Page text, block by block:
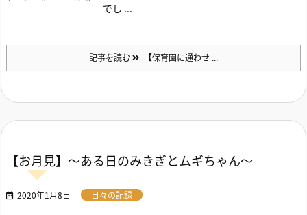
でし ...
記事を読む 【保育園に通わせ ...
【お月見】～ある日のみきぎとムギちゃん～
2020年1月8日 日々の記録